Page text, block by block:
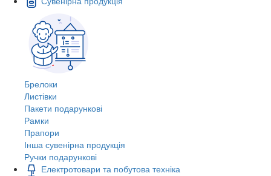
Брелоки
Листівки
Пакети подарункові
Рамки
Прапори
Інша сувенірна продукція
Ручки подарункові
Електротовари та побутова техніка